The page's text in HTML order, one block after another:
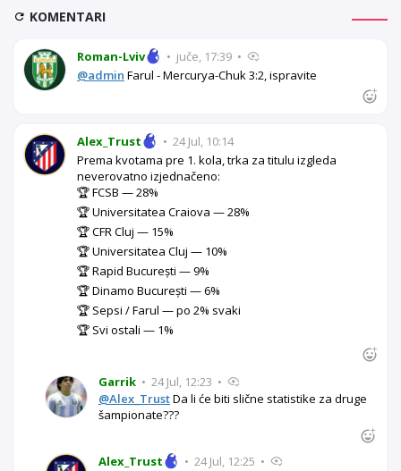
KOMENTARI
Roman-Lviv • juče, 17:39 •
@admin Farul - Mercurya-Chuk 3:2, ispravite
Alex_Trust • 24 Jul, 10:14
Prema kvotama pre 1. kola, trka za titulu izgleda
neverovatno izjednačeno:
🏆 FCSB — 28%
🏆 Universitatea Craiova — 28%
🏆 CFR Cluj — 15%
🏆 Universitatea Cluj — 10%
🏆 Rapid București — 9%
🏆 Dinamo București — 6%
🏆 Sepsi / Farul — po 2% svaki
🏆 Svi ostali — 1%
Garrik • 24 Jul, 12:23 •
@Alex_TrustDa li će biti slične statistike za druge
šampionate???
Alex_Trust • 24 Jul, 12:25 •